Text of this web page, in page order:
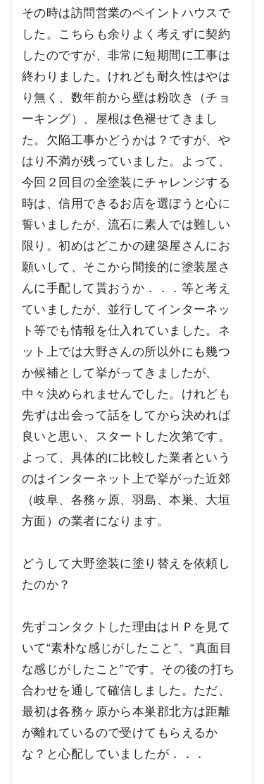
その時は訪問営業のペイントハウスで
した。こちらも余りよく考えずに契約
したのですが、非常に短期間に工事は
終わりました。けれども耐久性はやは
り無く、数年前から壁は粉吹き（チョ
ーキング）、屋根は色褪せてきまし
た。欠陥工事かどうかは？ですが、や
はり不満が残っていました。よって、
今回２回目の全塗装にチャレンジする
時は、信用できるお店を選ぼうと心に
誓いましたが、流石に素人では難しい
限り。初めはどこかの建築屋さんにお
願いして、そこから間接的に塗装屋さ
んに手配して貰おうか．．．等と考え
ていましたが、並行してインターネッ
ト等でも情報を仕入れていました。ネ
ット上では大野さんの所以外にも幾つ
か候補として挙がってきましたが、
中々決められませんでした。けれども
先ずは出会って話をしてから決めれば
良いと思い、スタートした次第です。
よって、具体的に比較した業者という
のはインターネット上で挙がった近郊
（岐阜、各務ヶ原、羽島、本巣、大垣
方面）の業者になります。
どうして大野塗装に塗り替えを依頼し
たのか？
先ずコンタクトした理由はＨＰを見て
いて“素朴な感じがしたこと”、“真面目
な感じがしたこと”です。その後の打ち
合わせを通して確信しました。ただ、
最初は各務ヶ原から本巣郡北方は距離
が離れているので受けてもらえるか
な？と心配していましたが．．．